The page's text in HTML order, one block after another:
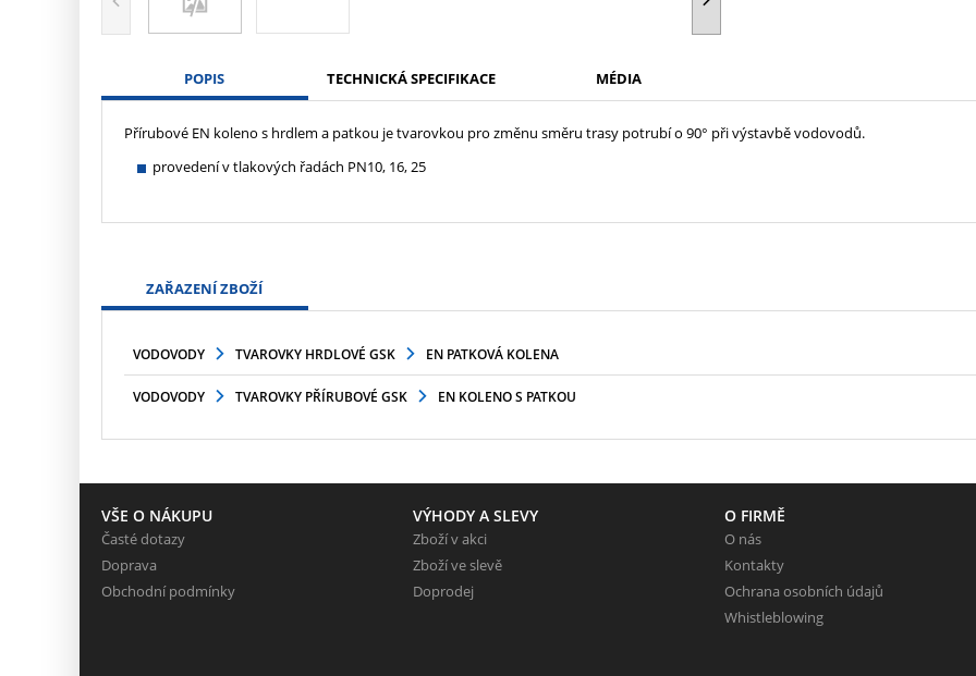
POPIS TECHNICKÁ SPECIFIKACE MÉDIA
Přírubové EN koleno s hrdlem a patkou je tvarovkou pro změnu směru trasy potrubí o 90° při výstavbě vodovodů.
provedení v tlakových řadách PN10, 16, 25
ZAŘAZENÍ ZBOŽÍ
VODOVODY TVAROVKY HRDLOVÉ GSK EN PATKOVÁ KOLENA
VODOVODY TVAROVKY PŘÍRUBOVÉ GSK EN KOLENO S PATKOU
VŠE O NÁKUPU
Časté dotazy
Doprava
Obchodní podmínky
VÝHODY A SLEVY
Zboží v akci
Zboží ve slevě
Doprodej
O FIRMĚ
O nás
Kontakty
Ochrana osobních údajů
Whistleblowing